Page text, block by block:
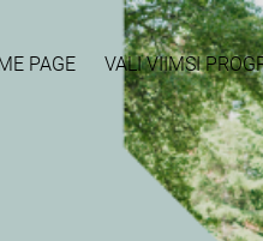
PAGE VALI VIIMSI